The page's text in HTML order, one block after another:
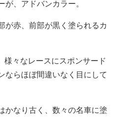
、アドバンカラー。
が赤、前部が黒く塗られるカ
々なレースにスポンサード
ならほぼ間違いなく目にして
かなり古く、数々の名車に塗